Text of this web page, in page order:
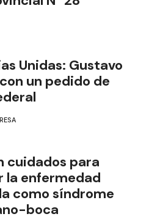
Unidas: Gustavo
un pedido de
cuidados para
la enfermedad
como síndrome
boca